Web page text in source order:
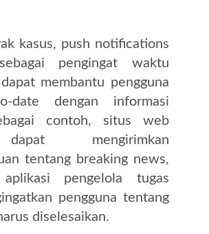
kasus, push notifications
pengingat waktu
membantu pengguna
date dengan informasi
contoh, situs web
mengirimkan
tentang breaking news,
aplikasi pengelola tugas
pengguna tentang
diselesaikan.